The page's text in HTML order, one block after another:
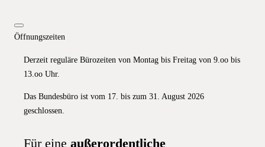
Öffnungszeiten
Derzeit reguläre Bürozeiten von Montag bis Freitag von 9.oo bis
13.oo Uhr.
Das Bundesbüro ist vom 17. bis zum 31. August 2026
geschlossen.
Für eine außerordentliche